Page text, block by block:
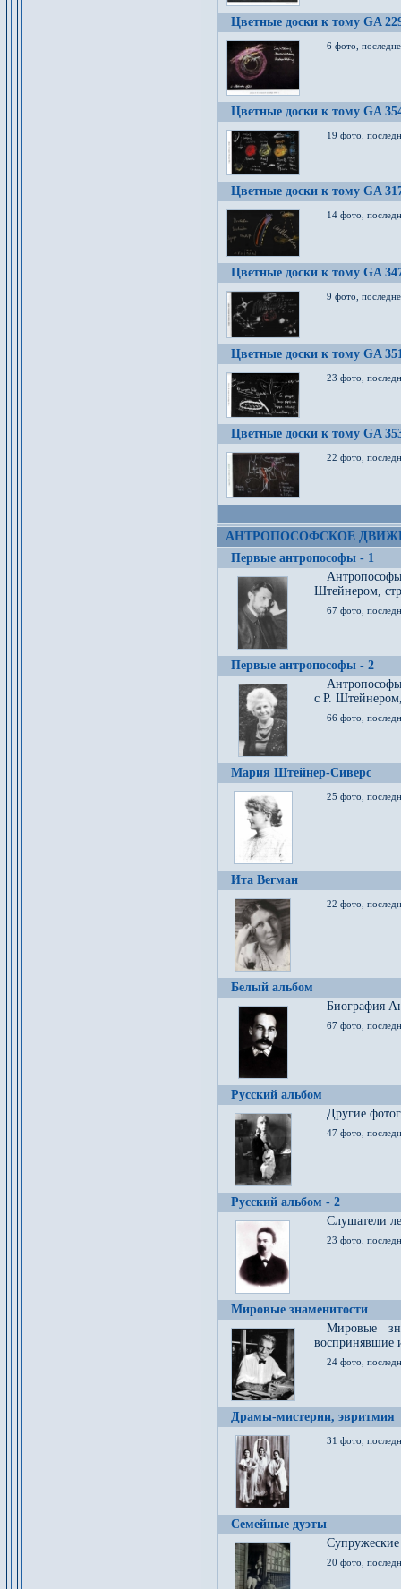
Цветные доски к тому GA
6 фото,
Цветные доски к тому GA
19 фото,
Цветные доски к тому GA
14 фото,
Цветные доски к тому GA
9 фото,
Цветные доски к тому GA
23 фото,
Цветные доски к тому GA
22 фото,
АНТРОПОСОФСКОЕ
Первые антропософы - 1
Штейнером,
67 фото,
Первые антропософы - 2
с Р.
66 фото,
Мария Штейнер-Сиверс
25 фото,
Ита Вегман
22 фото,
Белый альбом
Биография
67 фото,
Русский альбом
Другие
47 фото,
Русский альбом - 2
Cлушатели
23 фото,
Мировые знаменитости
Мировые
воспринявшие
24 фото,
Драмы-мистерии, эвритмия
31 фото,
Семейные дуэты
20 фото,